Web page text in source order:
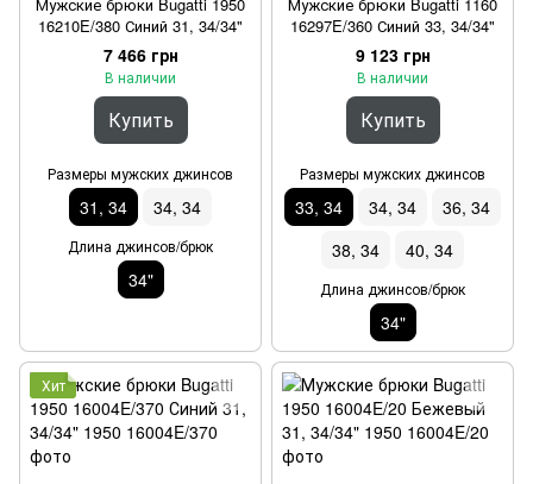
16210E/380 Синий 31, 34/34"
7 466 грн
В наличии
Купить
Размеры мужских джинсов
31, 34 34, 34
Длина джинсов/брюк
34"
16297E/360 Синий 33, 34/34"
9 123 грн
В наличии
Купить
Размеры мужских джинсов
33, 34 34, 34
36, 34
38, 34
40, 34
Длина джинсов/брюк
34"
Хит